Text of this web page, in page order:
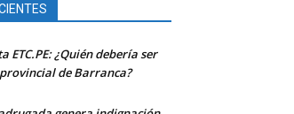
ETC.PE: ¿Quién debería ser
de Barranca?